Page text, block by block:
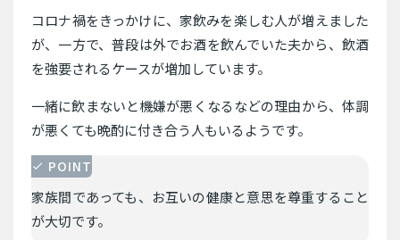
コロナ禍をきっかけに、家飲みを楽しむ人が増えました
が、一方で、普段は外でお酒を飲んでいた夫から、飲酒
を強要されるケースが増加しています。
一緒に飲まないと機嫌が悪くなるなどの理由から、体調
が悪くても晩酌に付き合う人もいるようです。
POINT
家族間であっても、お互いの健康と意思を尊重すること
が大切です。